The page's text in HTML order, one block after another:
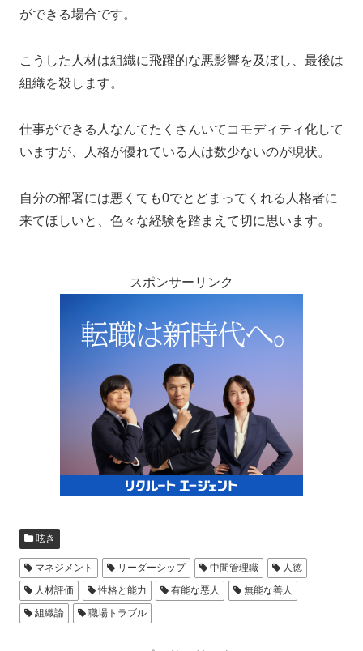
ができる場合です。
こうした人材は組織に飛躍的な悪影響を及ぼし、最後は
組織を殺します。
仕事ができる人なんてたくさんいてコモディティ化して
いますが、人格が優れている人は数少ないのが現状。
自分の部署には悪くても0でとどまってくれる人格者に
来てほしいと、色々な経験を踏まえて切に思います。
スポンサーリンク
呟き
マネジメント リーダーシップ 中間管理職
人徳
人材評価
性格と能力 有能な悪人
無能な善人
組織論
職場トラブル